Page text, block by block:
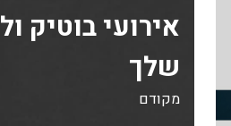
אירועי בוטיק
שלך
מקודם